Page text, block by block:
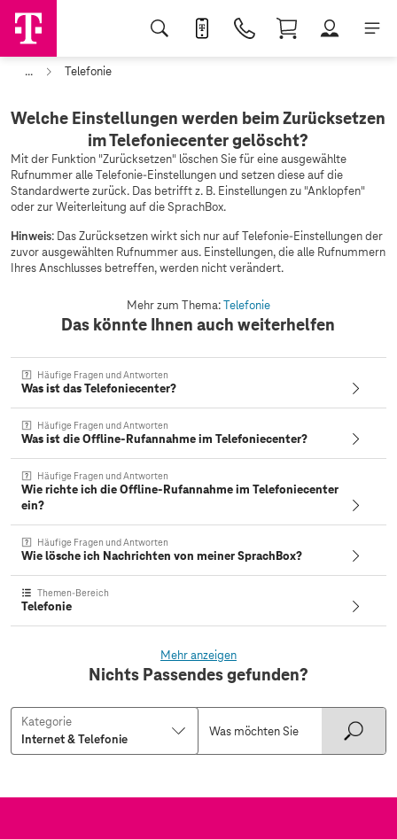
... Telefonie
Welche Einstellungen werden beim Zurücksetzen
im Telefoniecenter gelöscht?
Mit der Funktion "Zurücksetzen" löschen Sie für eine ausgewählte
Rufnummer alle Telefonie-Einstellungen und setzen diese auf die
Standardwerte zurück. Das betrifft z. B. Einstellungen zu "Anklopfen"
oder zur Weiterleitung auf die SprachBox.
Hinweis: Das Zurücksetzen wirkt sich nur auf Telefonie-Einstellungen der
zuvor ausgewählten Rufnummer aus. Einstellungen, die alle Rufnummern
Ihres Anschlusses betreffen, werden nicht verändert.
Mehr zum Thema:Telefonie
Das könnte Ihnen auch weiterhelfen
Häufige Fragen und Antworten
Was ist das Telefoniecenter?
Häufige Fragen und Antworten
Was ist die Offline-Rufannahme im Telefoniecenter?
Häufige Fragen und Antworten
Wie richte ich die Offline-Rufannahme im Telefoniecenter
ein?
Häufige Fragen und Antworten
Wie lösche ich Nachrichten von meiner SprachBox?
Themen-Bereich
Telefonie
Mehr anzeigen
Nichts Passendes gefunden?
Kategorie